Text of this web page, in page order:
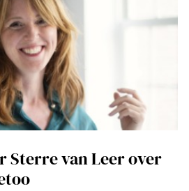
Sterre van Leer over